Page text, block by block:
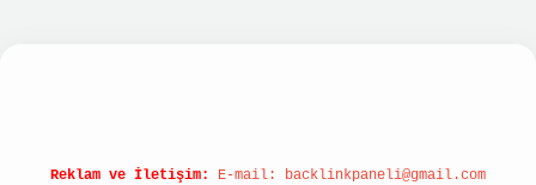
Reklam ve İletişim: E-mail: backlinkpaneli@gmail.com